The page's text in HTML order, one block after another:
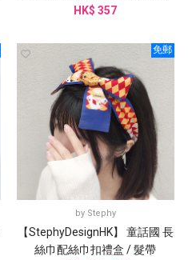
手抓包 2件套
HK$ 357
免郵
by Stephy
【StephyDesignHK】 童話國 長
絲巾配絲巾扣禮盒 / 髮帶